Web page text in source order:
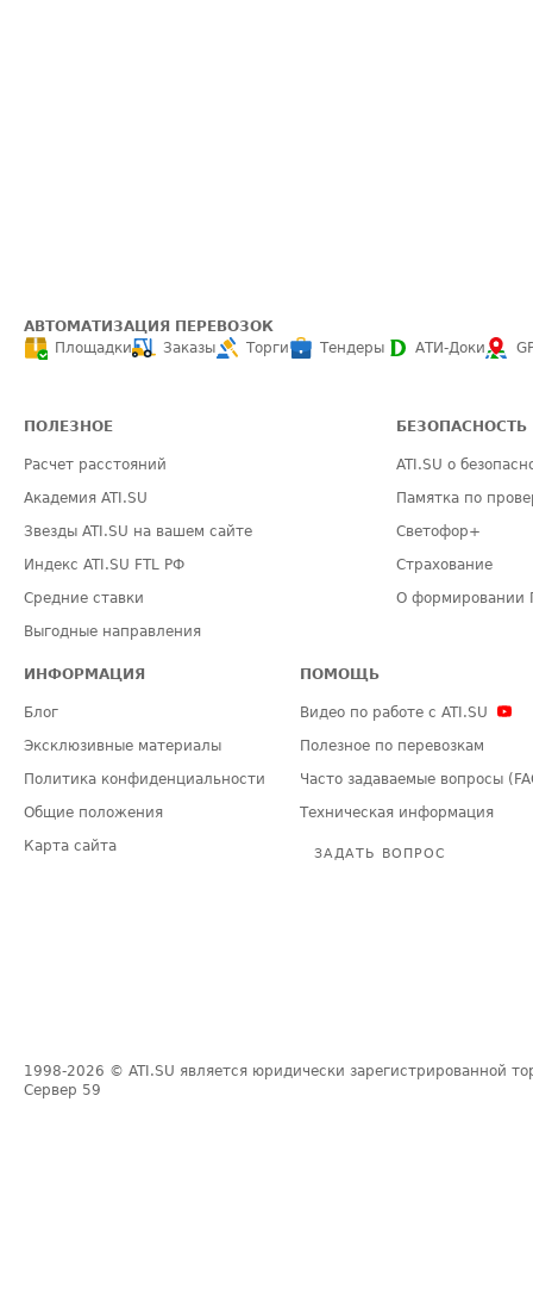
АВТОМАТИЗАЦИЯ ПЕРЕВОЗОК
Площадки
Заказы Торги Тендеры АТИ-Доки
ПОЛЕЗНОЕ
Расчет расстояний
Академия ATI.SU
Звезды ATI.SU на вашем сайте
Индекс ATI.SU FTL РФ
Средние ставки
Выгодные направления
БЕЗОПАСНОСТЬ
ATI.SU о
Памятка по
Светофор+
Страхование
О формировании
ИНФОРМАЦИЯ
Блог
Эксклюзивные материалы
Политика конфиденциальности
Общие положения
Карта сайта
ПОМОЩЬ
Видео по работе с ATI.SU
Полезное по перевозкам
Часто задаваемые вопросы
Техническая информация
ЗАДАТЬ ВОПРОС
1998-2026 © ATI.SU является юридически зарегистрированной
Сервер 59